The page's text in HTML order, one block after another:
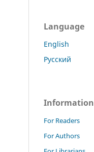
Language
English
Русский
Information
For Readers
For Authors